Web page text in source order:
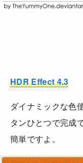
HDR Effect 4.3
ダイナミックな色
タンひとつで完成で
簡単ですよ。